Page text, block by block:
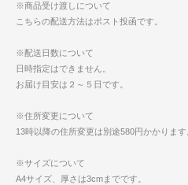
※商品受け渡しについて
こちらの配送方法はポスト投函です。
※配送日数について
日時指定はできません。
お届け目安は２～５日です。
※住所変更について
13時以降の住所変更は別途580円かかります
※サイズについて
A4サイズ、厚さは3cmまでです。